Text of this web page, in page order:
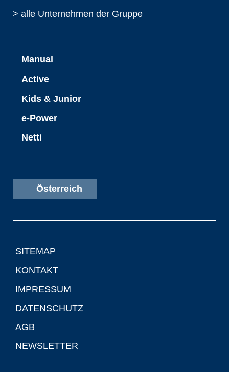
> alle Unternehmen der Gruppe
Manual
Active
Kids & Junior
e-Power
Netti
Österreich
SITEMAP
KONTAKT
IMPRESSUM
DATENSCHUTZ
AGB
NEWSLETTER